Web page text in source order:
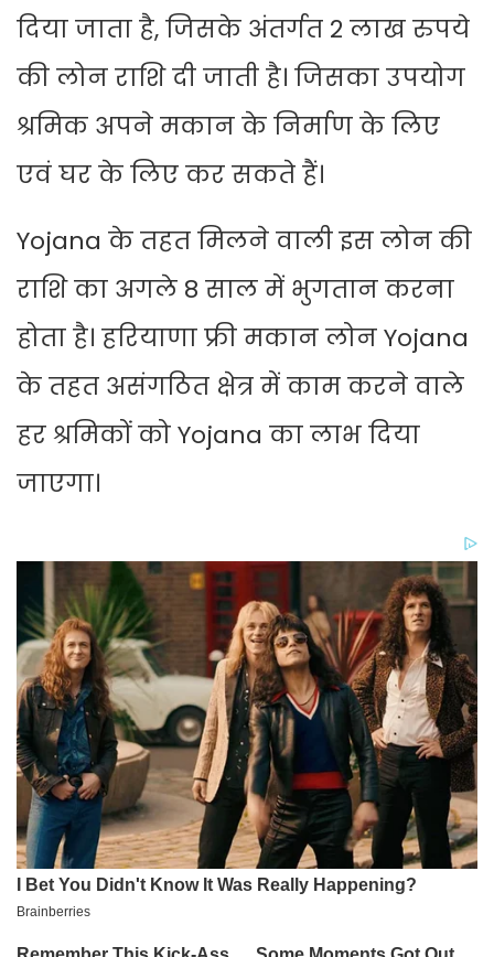
दिया जाता है, जिसके अंतर्गत 2 लाख रुपये
की लोन राशि दी जाती है। जिसका उपयोग
श्रमिक अपने मकान के निर्माण के लिए
एवं घर के लिए कर सकते हैं।
Yojana के तहत मिलने वाली इस लोन की
राशि का अगले 8 साल में भुगतान करना
होता है। हरियाणा फ्री मकान लोन Yojana
के तहत असंगठित क्षेत्र में काम करने वाले
हर श्रमिकों को Yojana का लाभ दिया
जाएगा।